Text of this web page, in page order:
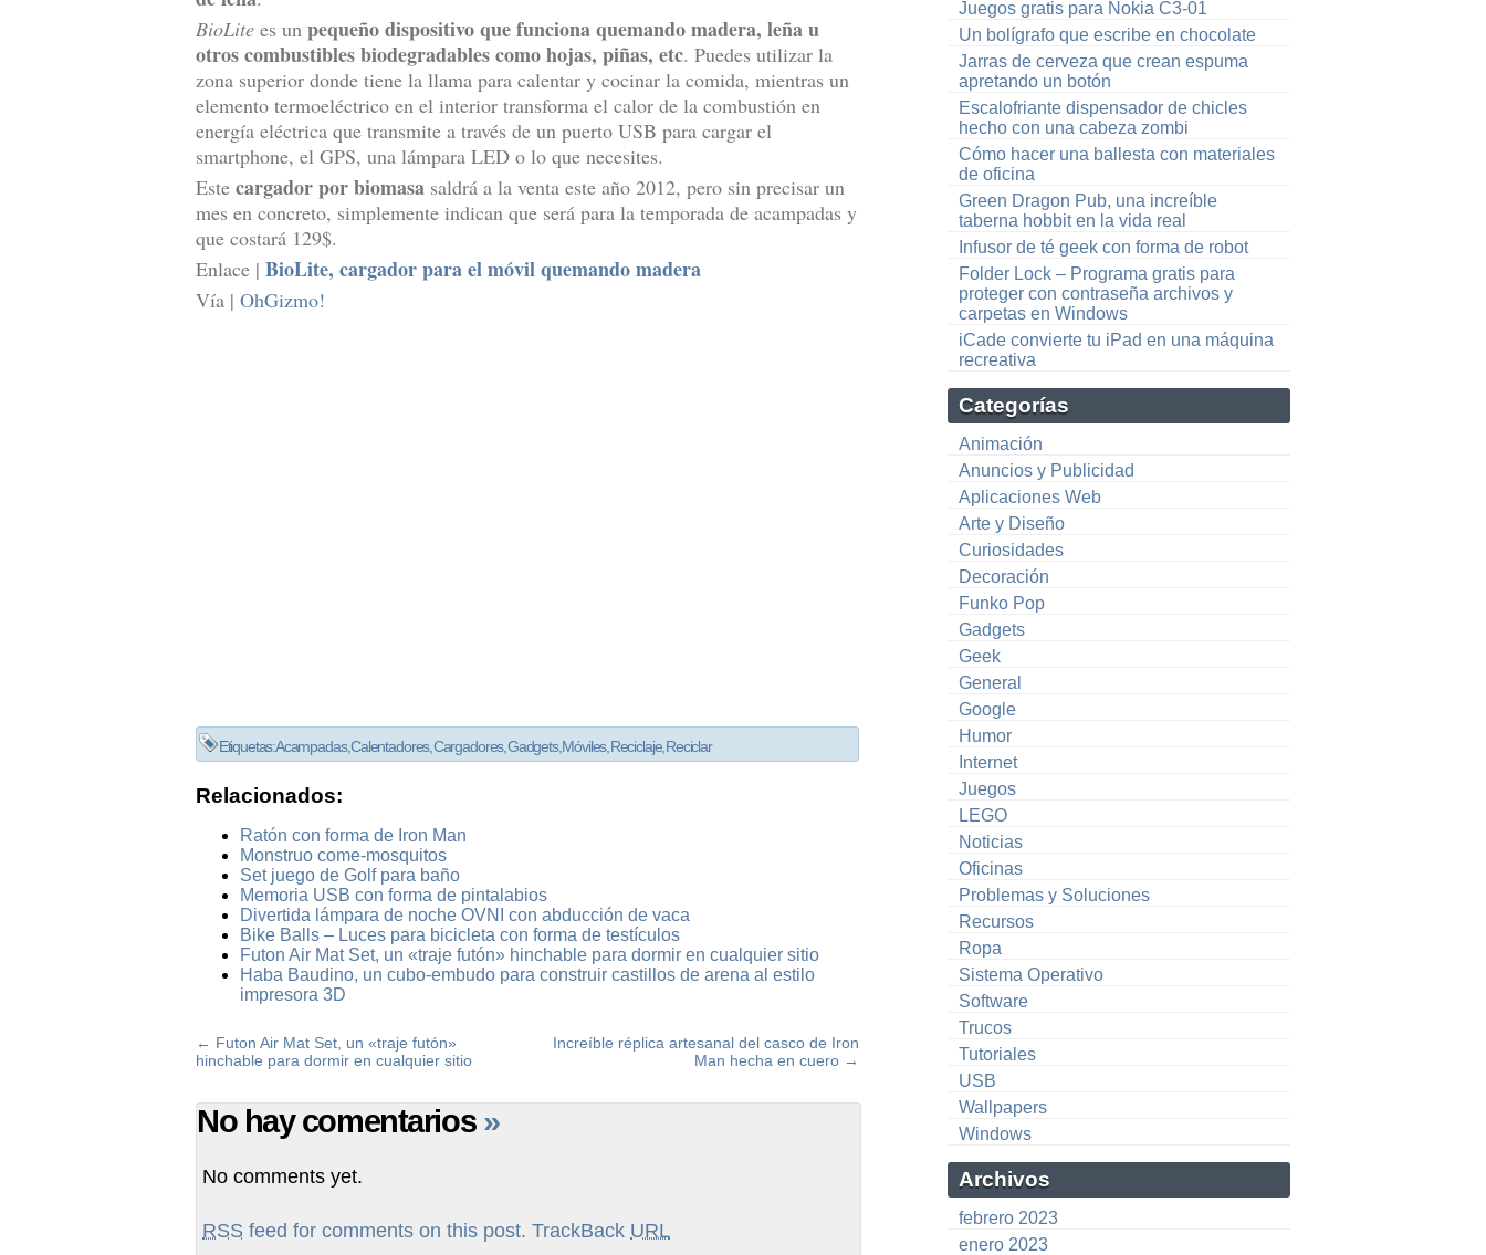
BioLite es un pequeño dispositivo que funciona quemando madera, leña u
otros combustibles biodegradables como hojas, piñas, etc. Puedes utilizar la
zona superior donde tiene la llama para calentar y cocinar la comida, mientras un
elemento termoeléctrico en el interior transforma el calor de la combustión en
energía eléctrica que transmite a través de un puerto USB para cargar el
smartphone, el GPS, una lámpara LED o lo que necesites.
Este cargador por biomasa saldrá a la venta este año 2012, pero sin precisar un
mes en concreto, simplemente indican que será para la temporada de acampadas y
que costará 129$.
Enlace | BioLite, cargador para el móvil quemando madera
Vía | OhGizmo!
Etiquetas:Acampadas,Calentadores,Cargadores,Gadgets,Móviles,Reciclaje,Reciclar
Relacionados:
Ratón con forma de Iron Man
Monstruo come-mosquitos
Set juego de Golf para baño
Memoria USB con forma de pintalabios
Divertida lámpara de noche OVNI con abducción de vaca
Bike Balls – Luces para bicicleta con forma de testículos
Futon Air Mat Set, un «traje futón» hinchable para dormir en cualquier sitio
Haba Baudino, un cubo-embudo para construir castillos de arena al estilo
impresora 3D
Increíble réplica artesanal del casco de Iron
Man hecha en cuero →
← Futon Air Mat Set, un «traje futón»
hinchable para dormir en cualquier sitio
No hay comentarios »
No comments yet.
RSS feed for comments on this post. TrackBack URL
Juegos gratis para Nokia C3-01
Un bolígrafo que escribe en chocolate
Jarras de cerveza que crean espuma
apretando un botón
Escalofriante dispensador de chicles
hecho con una cabeza zombi
Cómo hacer una ballesta con materiales
de oficina
Green Dragon Pub, una increíble
taberna hobbit en la vida real
Infusor de té geek con forma de robot
Folder Lock – Programa gratis para
proteger con contraseña archivos y
carpetas en Windows
iCade convierte tu iPad en una máquina
recreativa
Categorías
Animación
Anuncios y Publicidad
Aplicaciones Web
Arte y Diseño
Curiosidades
Decoración
Funko Pop
Gadgets
Geek
General
Google
Humor
Internet
Juegos
LEGO
Noticias
Oficinas
Problemas y Soluciones
Recursos
Ropa
Sistema Operativo
Software
Trucos
Tutoriales
USB
Wallpapers
Windows
Archivos
febrero 2023
enero 2023